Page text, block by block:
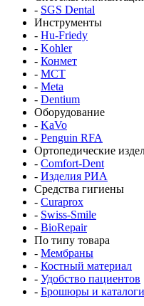
- SGS Dental
Инструменты
- Hu-Friedy
- Kohler
- Конмет
- MCT
- Meta
- Dentium
Оборудование
- KaVo
- Penguin RFA
Ортопедические
- Comfort-Dent
- Изделия РИА
Средства гигиены
- Curaprox
- Swiss-Smile
- BioRepair
По типу товара
- Мембраны
- Костный материал
- Удобство пациентов
- Брошюры и каталоги